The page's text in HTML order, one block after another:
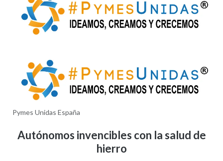
Pymes Unidas España
Autónomos invencibles con la salud de
hierro